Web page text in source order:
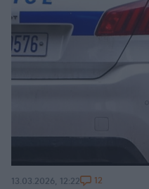
13.03.2026, 12:22 12